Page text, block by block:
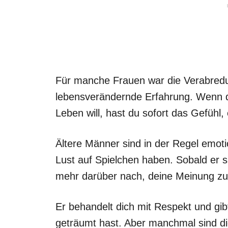
Für manche Frauen war die
lebensverändernde Erfahrung.
Leben will, hast du sofort das
Ältere Männer sind in der Regel
Lust auf Spielchen haben. Sobald er
mehr darüber nach, deine Meinung
Er behandelt dich mit Respekt und
geträumt hast. Aber manchmal sind